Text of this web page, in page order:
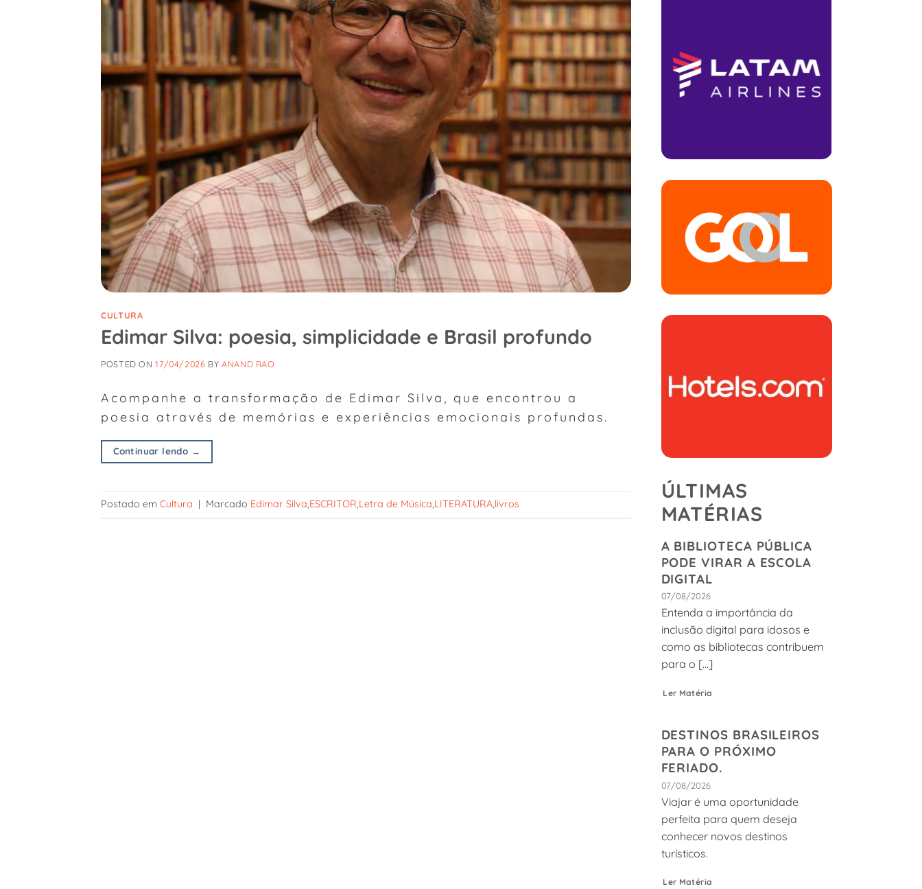
CULTURA
Edimar Silva: poesia, simplicidade e Brasil profundo
POSTED ON17/04/2026 BYANAND RAO
Acompanhe a transformação de Edimar Silva, que encontrou a
poesia através de memórias e experiências emocionais profundas.
Continuar lendo →
Postado em Cultura | Marcado Edimar Silva,ESCRITOR,Letra de Música,LITERATURA,livros
ÚLTIMAS
MATÉRIAS
A BIBLIOTECA PÚBLICA
PODE VIRAR A ESCOLA
DIGITAL
07/08/2026
Entenda a importância da
inclusão digital para idosos e
como as bibliotecas contribuem
para o [...]
Ler Matéria
DESTINOS BRASILEIROS
PARA O PRÓXIMO
FERIADO.
07/08/2026
Viajar é uma oportunidade
perfeita para quem deseja
conhecer novos destinos
turísticos.
Ler Matéria